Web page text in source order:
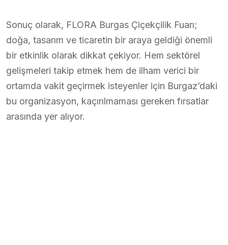
Sonuç olarak, FLORA Burgas Çiçekçilik Fuarı;
doğa, tasarım ve ticaretin bir araya geldiği önemli
bir etkinlik olarak dikkat çekiyor. Hem sektörel
gelişmeleri takip etmek hem de ilham verici bir
ortamda vakit geçirmek isteyenler için Burgaz’daki
bu organizasyon, kaçırılmaması gereken fırsatlar
arasında yer alıyor.